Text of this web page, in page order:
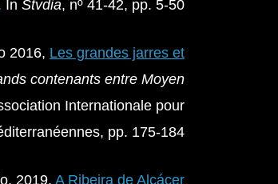
In Stvdia, nº 41-42, pp. 5-50
2016, Les grandes jarres et
contenants entre Moyen
Internationale pour
pp. 175-184
2019, A Ribeira de Alcácer